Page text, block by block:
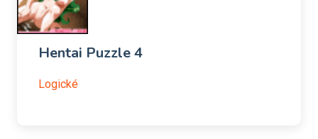
Hentai Puzzle 4
Logické